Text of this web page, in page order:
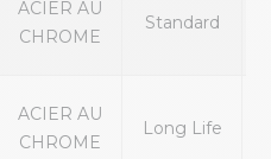
ACIER AU
CHROME
Standard
ACIER AU
CHROME
Long Life